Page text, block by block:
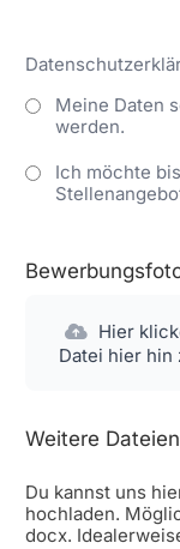
Meine Daten
werden.
Ich möchte
Hier
Datei hier hin
Weitere
Du kannst uns
hochladen.
docx.